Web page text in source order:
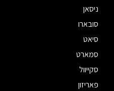
ניסאן
סובארו
סיאט
סמארט
סקייוול
פאריזון